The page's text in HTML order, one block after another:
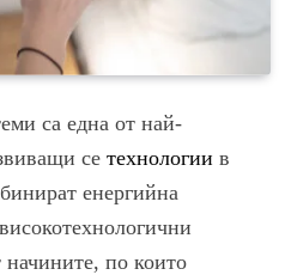
са една от най-
се технологии в
енергийна
по които